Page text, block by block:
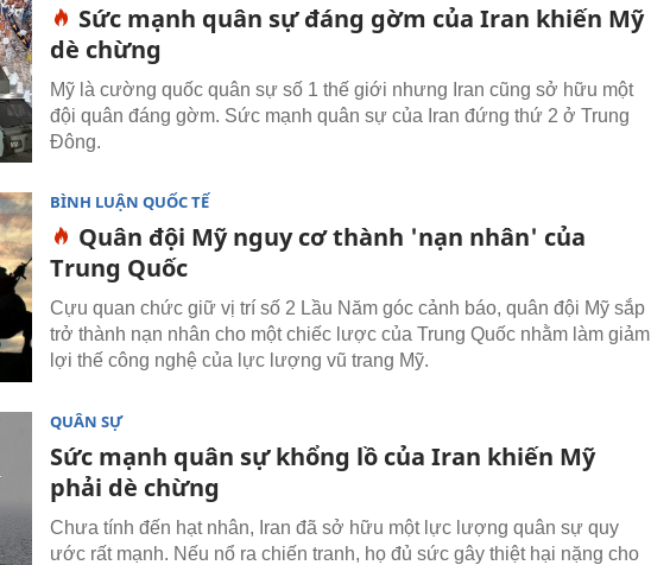
Sức mạnh quân sự đáng gờm của Iran khiến Mỹ
dè chừng
Mỹ là cường quốc quân sự số 1 thế giới nhưng Iran cũng sở hữu một
đội quân đáng gờm. Sức mạnh quân sự của Iran đứng thứ 2 ở Trung
Đông.
BÌNH LUẬN QUỐC TẾ
Quân đội Mỹ nguy cơ thành 'nạn nhân' của
Trung Quốc
Cựu quan chức giữ vị trí số 2 Lầu Năm góc cảnh báo, quân đội Mỹ sắp
trở thành nạn nhân cho một chiếc lược của Trung Quốc nhằm làm giảm
lợi thế công nghệ của lực lượng vũ trang Mỹ.
QUÂN SỰ
Sức mạnh quân sự khổng lồ của Iran khiến Mỹ
phải dè chừng
Chưa tính đến hạt nhân, Iran đã sở hữu một lực lượng quân sự quy
ước rất mạnh. Nếu nổ ra chiến tranh, họ đủ sức gây thiệt hại nặng cho